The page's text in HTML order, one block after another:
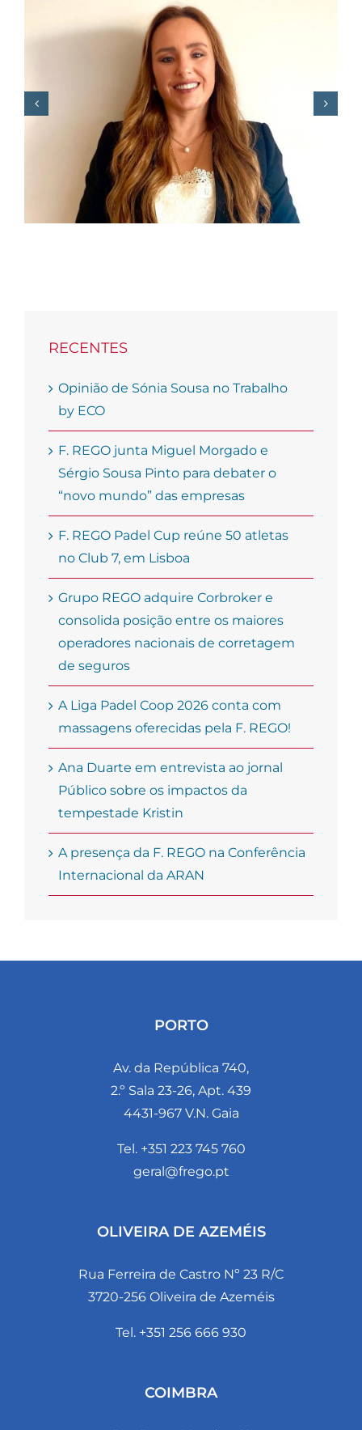
F. REGO junta Miguel
Morgado e Sérgio
Sousa Pinto para
debater o “novo
mundo” das empresas
RECENTES
Opinião de Sónia Sousa no Trabalho
by ECO
F. REGO junta Miguel Morgado e
Sérgio Sousa Pinto para debater o
“novo mundo” das empresas
F. REGO Padel Cup reúne 50 atletas
no Club 7, em Lisboa
Grupo REGO adquire Corbroker e
consolida posição entre os maiores
operadores nacionais de corretagem
de seguros
A Liga Padel Coop 2026 conta com
massagens oferecidas pela F. REGO!
Ana Duarte em entrevista ao jornal
Público sobre os impactos da
tempestade Kristin
A presença da F. REGO na Conferência
Internacional da ARAN
PORTO
Av. da República 740,
2.º Sala 23-26, Apt. 439
4431-967 V.N. Gaia
Tel. +351 223 745 760
geral@frego.pt
OLIVEIRA DE AZEMÉIS
Rua Ferreira de Castro Nº 23 R/C
3720-256 Oliveira de Azeméis
Tel. +351 256 666 930
COIMBRA